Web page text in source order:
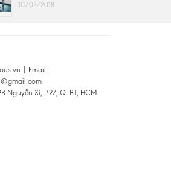
10/07/2018
| Email:
Nguyễn Xí, P.27, Q. BT, HCM